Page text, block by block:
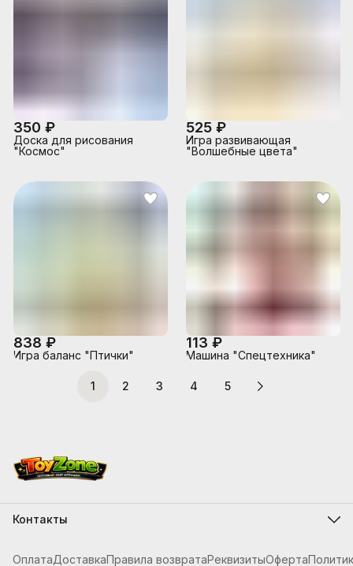
350 ₽
Доска для рисования
"Космос"
525 ₽
Игра развивающая
"Волшебные цвета"
838 ₽
Игра баланс "Птички"
113 ₽
Машина "Спецтехника"
1 2 3 4 5
Контакты
Телефон
ОплатаДоставкаПравила возвратаРеквизитыОферта